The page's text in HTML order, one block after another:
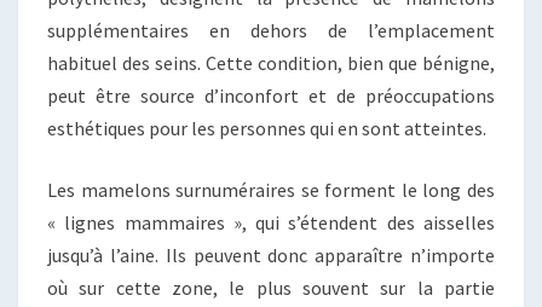
supplémentaires en dehors de l’emplacement
habituel des seins. Cette condition, bien que bénigne,
peut être source d’inconfort et de préoccupations
esthétiques pour les personnes qui en sont atteintes.
Les mamelons surnuméraires se forment le long des
« lignes mammaires », qui s’étendent des aisselles
jusqu’à l’aine. Ils peuvent donc apparaître n’importe
où sur cette zone, le plus souvent sur la partie